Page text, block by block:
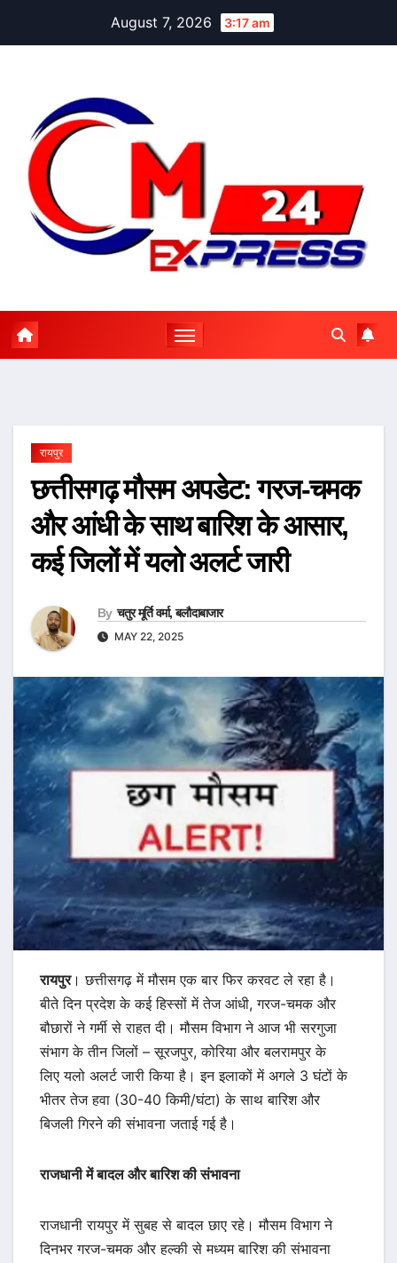
August 7, 2026 3:17 am
रायपुर
छत्तीसगढ़ मौसम अपडेट: गरज-चमक
और आंधी के साथ बारिश के आसार,
कई जिलों में यलो अलर्ट जारी
By चतुर मूर्ति वर्मा, बलौदाबाजार
MAY 22, 2025
रायपुर। छत्तीसगढ़ में मौसम एक बार फिर करवट ले रहा है।
बीते दिन प्रदेश के कई हिस्सों में तेज आंधी, गरज-चमक और
बौछारों ने गर्मी से राहत दी। मौसम विभाग ने आज भी सरगुजा
संभाग के तीन जिलों – सूरजपुर, कोरिया और बलरामपुर के
लिए यलो अलर्ट जारी किया है। इन इलाकों में अगले 3 घंटों के
भीतर तेज हवा (30-40 किमी/घंटा) के साथ बारिश और
बिजली गिरने की संभावना जताई गई है।
राजधानी में बादल और बारिश की संभावना
राजधानी रायपुर में सुबह से बादल छाए रहे। मौसम विभाग ने
दिनभर गरज-चमक और हल्की से मध्यम बारिश की संभावना